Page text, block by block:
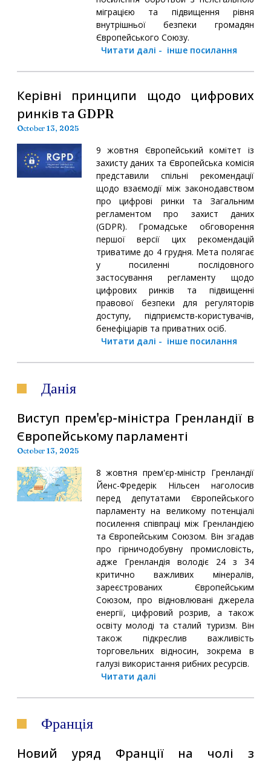
міграцією та підвищення рівня
внутрішньої безпеки громадян
Європейського Союзу.
Читати далі - інше посилання
Керівні принципи щодо цифрових
ринків та GDPR
October 13, 2025
9 жовтня Європейський комітет із
захисту даних та Європейська комісія
представили спільні рекомендації
щодо взаємодії між законодавством
про цифрові ринки та Загальним
регламентом про захист даних
(GDPR). Громадське обговорення
першої версії цих рекомендацій
триватиме до 4 грудня. Мета полягає
у посиленні послідовного
застосування регламенту щодо
цифрових ринків та підвищенні
правової безпеки для регуляторів
доступу, підприємств-користувачів,
бенефіціарів та приватних осіб.
Читати далі - інше посилання
Данія
Виступ прем'єр-міністра Гренландії в
Європейському парламенті
October 13, 2025
8 жовтня прем'єр-міністр Гренландії
Йенс-Фредерік Нільсен наголосив
перед депутатами Європейського
парламенту на великому потенціалі
посилення співпраці між Гренландією
та Європейським Союзом. Він згадав
про гірничодобувну промисловість,
адже Гренландія володіє 24 з 34
критично важливих мінералів,
зареєстрованих Європейським
Союзом, про відновлювані джерела
енергії, цифровий розрив, а також
освіту молоді та сталий туризм. Він
також підкреслив важливість
торговельних відносин, зокрема в
галузі використання рибних ресурсів.
Читати далі
Франція
Новий уряд Франції на чолі з